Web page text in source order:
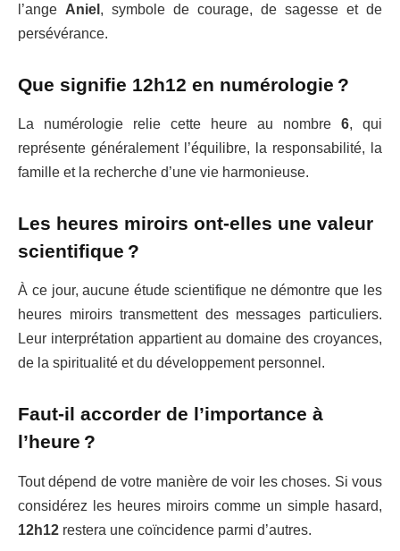
l’ange Aniel , symbole de courage, de sagesse et de
persévérance.
Que signifie 12h12 en numérologie ?
La numérologie relie cette heure au nombre 6, qui
représente généralement l’équilibre, la responsabilité, la
famille et la recherche d’une vie harmonieuse.
Les heures miroirs ont-elles une valeur
scientifique ?
À ce jour, aucune étude scientifique ne démontre que les
heures miroirs transmettent des messages particuliers.
Leur interprétation appartient au domaine des croyances,
de la spiritualité et du développement personnel.
Faut-il accorder de l’importance à
l’heure ?
Tout dépend de votre manière de voir les choses. Si vous
considérez les heures miroirs comme un simple hasard,
12h12 restera une coïncidence parmi d’autres.